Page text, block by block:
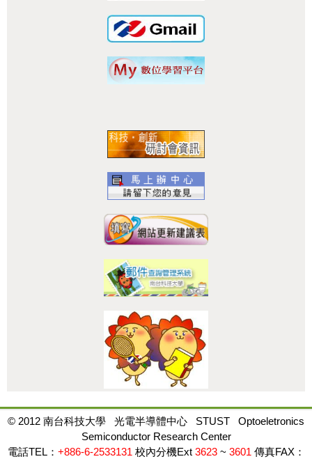
© 2012 南台科技大學 光電半導體中心 STUST Optoeletronics
Semiconductor Research Center
電話TEL： +886-6-2533131校內分機Ext 3623~ 3601傳真FAX：